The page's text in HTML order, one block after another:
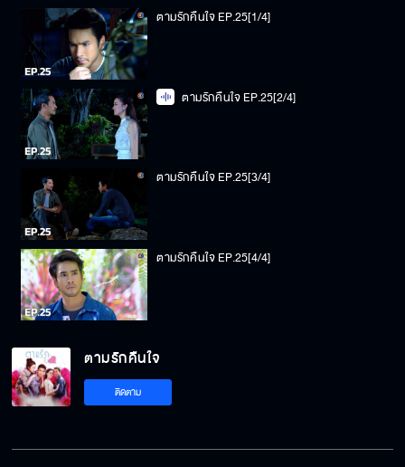
ตามรักคืนใจ EP.25[1/4]
ตามรักคืนใจ EP.25[2/4]
ตามรักคืนใจ EP.25[3/4]
ตามรักคืนใจ EP.25[4/4]
ตามรักคืนใจ
ติดตาม